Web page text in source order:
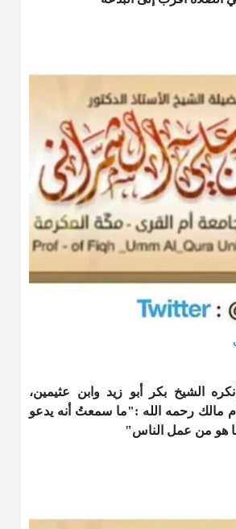
الشيخ بكر أبو زيد وابن عثيمين،
مالك رحمه الله :"ما سمعتُ أنه يدعو
هو من عمل الناس"